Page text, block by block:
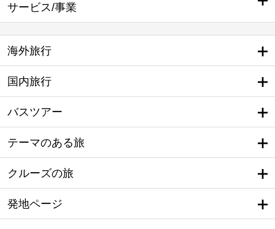
サービス/事業
海外旅行
国内旅行
バスツアー
テーマのある旅
クルーズの旅
発地ページ